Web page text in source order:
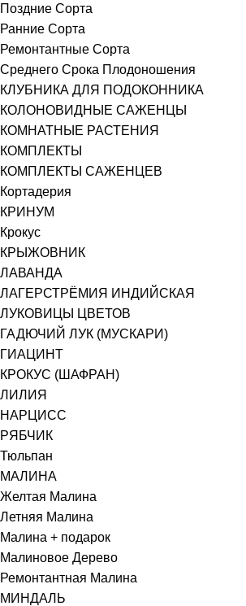
Поздние Сорта
Ранние Сорта
Ремонтантные Сорта
Среднего Срока Плодоношения
КЛУБНИКА ДЛЯ ПОДОКОННИКА
КОЛОНОВИДНЫЕ САЖЕНЦЫ
КОМНАТНЫЕ РАСТЕНИЯ
КОМПЛЕКТЫ
КОМПЛЕКТЫ САЖЕНЦЕВ
Кортадерия
КРИНУМ
Крокус
КРЫЖОВНИК
ЛАВАНДА
ЛАГЕРСТРЁМИЯ ИНДИЙСКАЯ
ЛУКОВИЦЫ ЦВЕТОВ
ГАДЮЧИЙ ЛУК (МУСКАРИ)
ГИАЦИНТ
КРОКУС (ШАФРАН)
ЛИЛИЯ
НАРЦИСС
РЯБЧИК
Тюльпан
МАЛИНА
Желтая Малина
Летняя Малина
Малина + подарок
Малиновое Дерево
Ремонтантная Малина
МИНДАЛЬ